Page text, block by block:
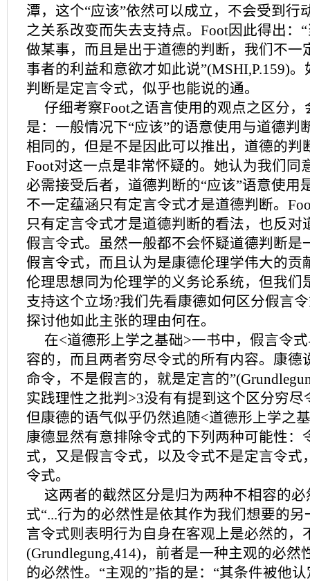
潭，这个“应该”依然可以成立，不会受到行
之关系改变而失去支持点。Foot因此得出：
做某事，而且是出于道德的判断，我们不一
事者的利益和意欲才如此说”(MSHI,P.159)
判断是定言令式，似乎也能说的通。
仔细考察Foot之语言使用的观点之区分
是：一般情况下“应该”的语意使用与道德判
相同的，但是不是因此可以推出，道德的判
Foot对这一点是非常怀疑的。她认为我们同
必需接受后者，道德判断的“应该”语意使用
不一定蕴涵只有定言令式才是道德判断。
只有定言令式才是道德判断的看法，也反对
假言令式。虽然一般都不会怀疑道德判断是
假言令式，而且认为是康德伦理学伟大的贡
伦理思想同为伦理学的义务论系统，但我们
支持这个立场?我们先看康德如何区分假言
探讨他如此主张的理由何在。
在<道德形上学之基础>一书中，假言令
容的，而且两者穷尽令式的所有内容。康德
命令，不是假言的，就是定言的
实践理性之批判>3没有有提到这个区分穷尽
但康德的语气似乎仍然追随<道德形上学之
康德显然有意排除令式的下列两种可能性：
式，又是假言令式，以及令式不是定言令式
令式。
这两者的截然区分是归为两种不相容的
式“...行为的必然性是依其作为我们想要的
言令式则表明行为自身在客观上是必然的，
(Grundlegung,414)，前者是一种主观的必然
的必然性。“主观的”指的是：“其条件被他